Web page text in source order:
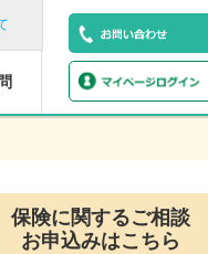
保険に関するご相談
お申込みはこちら